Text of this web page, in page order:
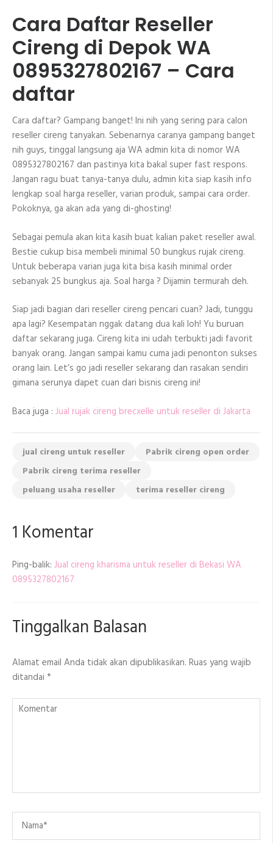
Cara Daftar Reseller
Cireng di Depok WA
0895327802167 – Cara
daftar
Cara daftar? Gampang banget! Ini nih yang sering para calon
reseller cireng tanyakan. Sebenarnya caranya gampang banget
nih guys, tinggal langsung aja WA admin kita di nomor WA
0895327802167 dan pastinya kita bakal super fast respons.
Jangan ragu buat tanya-tanya dulu, admin kita siap kasih info
lengkap soal harga reseller, varian produk, sampai cara order.
Pokoknya, ga akan ada yang di-ghosting!
Sebagai pemula akan kita kasih buat kalian paket reseller awal.
Bestie cukup bisa membeli minimal 50 bungkus rujak cireng.
Untuk beberapa varian juga kita bisa kasih minimal order
sebanyak 25 bungkus aja. Soal harga ? Dijamin termurah deh.
Siap jadi bagian dari reseller cireng pencari cuan? Jadi, tunggu
apa lagi? Kesempatan nggak datang dua kali loh! Yu buruan
daftar sekarang juga. Cireng kita ini udah terbukti jadi favorit
banyak orang. Jangan sampai kamu cuma jadi penonton sukses
orang lain. Let’s go jadi reseller sekarang dan rasakan sendiri
gimana serunya dapet cuan dari bisnis cireng ini!
Baca juga : Jual rujak cireng brecxelle untuk reseller di Jakarta
jual cireng untuk reseller
Pabrik cireng open order
Pabrik cireng terima reseller
peluang usaha reseller
terima reseller cireng
1 Komentar
Ping-balik: Jual cireng kharisma untuk reseller di Bekasi WA
0895327802167
Tinggalkan Balasan
Alamat email Anda tidak akan dipublikasikan. Ruas yang wajib
ditandai *
Komentar
Name